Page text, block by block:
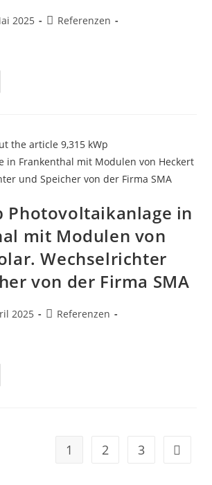
2025
Beitrags-
Referenzen
Photovoltaikanlage in
mit Modulen von
Wechselrichter
von der Firma SMA
2025
Beitrags-
Referenzen
1 2 3 Gehe